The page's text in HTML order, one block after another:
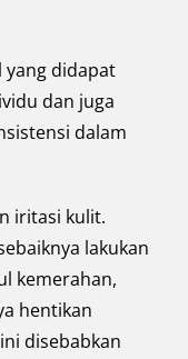
yang didapat
dan juga
dalam
iritasi kulit.
lakukan
kemerahan,
hentikan
disebabkan